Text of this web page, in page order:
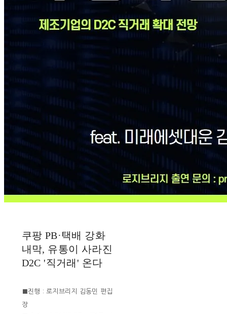
쿠팡 PB·택배 강화
내막, 유통이 사라진
D2C '직거래' 온다
■진행 : 로지브리지 김동민 편집
장